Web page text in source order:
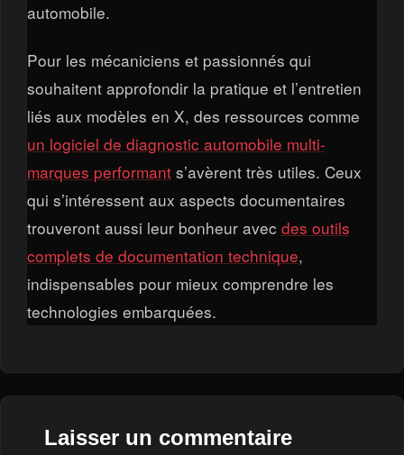
automobile.
Pour les mécaniciens et passionnés qui
souhaitent approfondir la pratique et l’entretien
liés aux modèles en X, des ressources comme
un logiciel de diagnostic automobile multi-
marques performants’avèrent très utiles. Ceux
qui s’intéressent aux aspects documentaires
trouveront aussi leur bonheur avec des outils
complets de documentation technique,
indispensables pour mieux comprendre les
technologies embarquées.
Laisser un commentaire